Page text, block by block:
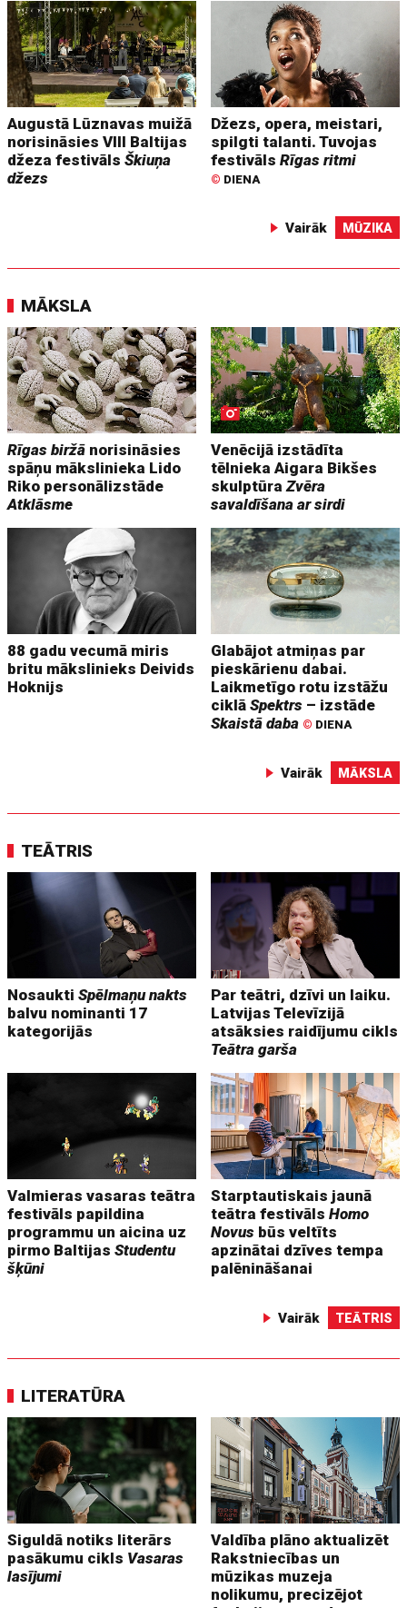
Augustā Lūznavas muižā
norisināsies VIII Baltijas
džeza festivālsŠkiuņa
džezs
Džezs, opera, meistari,
spilgti talanti. Tuvojas
festivālsRīgas ritmi
© DIENA
Vairāk MŪZIKA
MĀKSLA
Rīgas biržā norisināsies
spāņu mākslinieka Lido
Riko personālizstāde
Atklāsme
Venēcijā izstādīta
tēlnieka Aigara Bikšes
skulptūraZvēra
savaldīšana ar sirdi
88 gadu vecumā miris
britu mākslinieks Deivids
Hoknijs
Glabājot atmiņas par
pieskārienu dabai.
Laikmetīgo rotu izstāžu
ciklāSpektrs – izstāde
Skaistā daba © DIENA
Vairāk MĀKSLA
TEĀTRIS
NosauktiSpēlmaņu nakts
balvu nominanti 17
kategorijās
Par teātri, dzīvi un laiku.
Latvijas Televīzijā
atsāksies raidījumu cikls
Teātra garša
Valmieras vasaras teātra
festivāls papildina
programmu un aicina uz
pirmo BaltijasStudentu
šķūni
Starptautiskais jaunā
teātra festivālsHomo
Novus būs veltīts
apzinātai dzīves tempa
palēnināšanai
Vairāk TEĀTRIS
LITERATŪRA
Siguldā notiks literārs
pasākumu cikls Vasaras
lasījumi
Valdība plāno aktualizēt
Rakstniecības un
mūzikas muzeja
nolikumu, precizējot